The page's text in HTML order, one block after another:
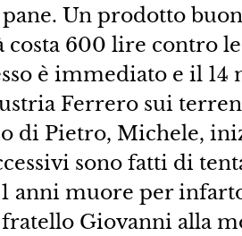
Un prodotto
costa 600 lire contro
è immediato e il 14
Ferrero sui
di Pietro, Michele,
sono fatti di
anni muore per
fratello Giovanni alla